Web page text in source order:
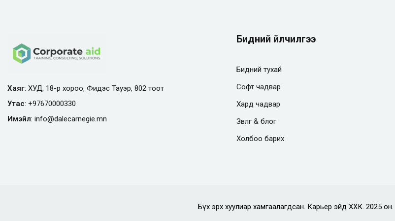
Хаяг: ХУД, 18-р хороо, Фидэс Тауэр, 802 тоот
Утас: +97670000330
Имэйл: info@dalecarnegie.mn
Бидний үйлчилгээ
Бидний тухай
Софт чадвар
Хард чадвар
Зөвлөгөө & блог
Холбоо барих
Бүх эрх хуулиар хамгаалагдсан. Карьер эйд ХХК. 2025 он.